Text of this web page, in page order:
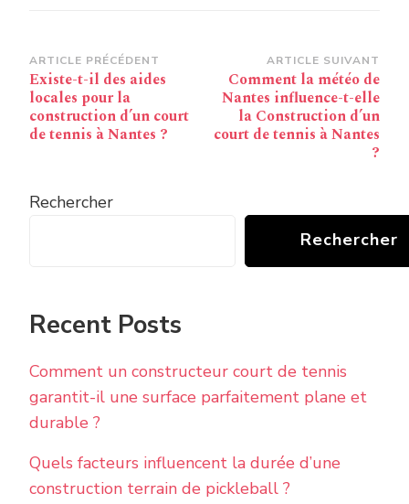
Navigation
d’article
ARTICLE PRÉCÉDENT
Existe-t-il des aides
locales pour la
construction d’un court
de tennis à Nantes ?
ARTICLE SUIVANT
Comment la météo de
Nantes influence-t-elle
la Construction d’un
court de tennis à Nantes
?
Rechercher
Rechercher
Recent Posts
Comment un constructeur court de tennis
garantit-il une surface parfaitement plane et
durable ?
Quels facteurs influencent la durée d’une
construction terrain de pickleball ?